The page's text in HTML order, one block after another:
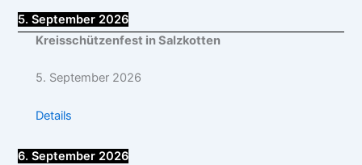
5. September 2026
Kreisschützenfest in Salzkotten
5. September 2026
Details
6. September 2026